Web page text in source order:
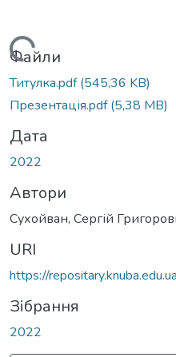
Вантажиться...
Файли
Титулка.pdf(545,36 KB)
Презентація.pdf(5,38 MB)
Дата
2022
Автори
Сухойван, Сергій
URI
https://
Зібрання
2022